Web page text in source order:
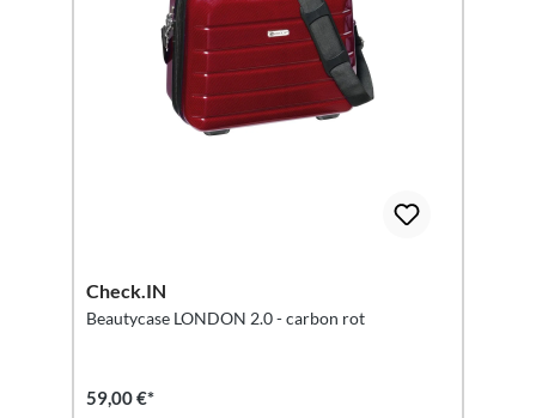
Check.IN
Beautycase LONDON 2.0 - carbon rot
59,00 €*